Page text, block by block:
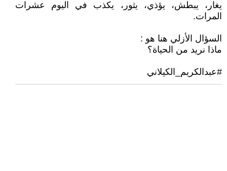
يغار، يبطش، يؤذي، يثور، يكذب في اليوم عشرات
المرات.
السؤال الأزلي هنا هو :
ماذا نريد من الحياة؟
#عبدالكريم_الكيلاني